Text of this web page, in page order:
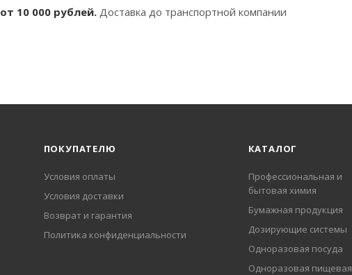
от 10 000 рублей. Доставка до транспортной компании
ПОКУПАТЕЛЮ
Условия оплаты
Условия доставки
Возврат и гарантия
Политика конфиденциальности
КАТАЛОГ
Профессиональная и
бытовая химия
Бумажная продукция
Дозирующие системы
Одноразовая посуда
Одноразовая пищевая